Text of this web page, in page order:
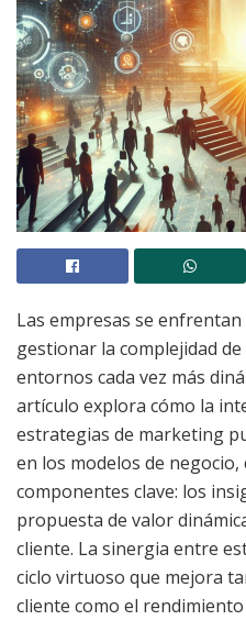
Las empresas se
gestionar la complejidad
entornos cada vez más
artículo explora cómo la
estrategias de marketing
en los modelos de
componentes clave: los
propuesta de valor
cliente. La sinergia entre
ciclo virtuoso que mejora
cliente como el